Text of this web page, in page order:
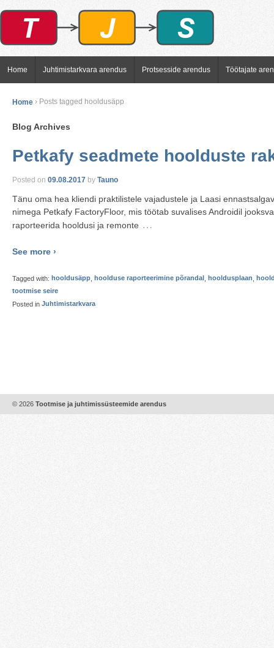
Home Juhtimistarkvara arendus Protsesside arendus Töötajate
Home › Posts tagged hooldusäpp
Blog Archives
Petkafy seadmete hoolduste
Posted on 09.08.2017 by Tauno
Tänu oma hea kliendi praktilistele vajadustele ja Laasi
nimega Petkafy FactoryFloor, mis töötab suvalises Androidil
raporteerida hooldusi ja remonte …
See more ›
Tagged with: hooldusäpp hoolduse raporteerimine põrandal hooldusplaan
tootmise seire
Posted in Juhtimistarkvara
© 2026 Tootmise ja juhtimissüsteemide arendus